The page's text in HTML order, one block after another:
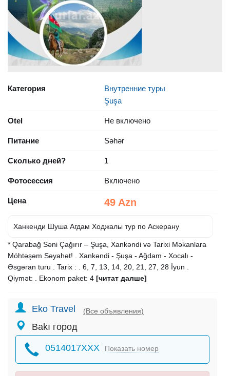
Категория
Внутренние туры
Şuşa
Otel Не включено
Питание Səhər
Сколько дней? 1
Фотосессия Включено
Цена 49 Azn
Ханкенди Шуша Агдам Ходжалы тур по Аскерану
* Qarabağ Səni Çağırır – Şuşa, Xankəndi və Tarixi Məkanlara
Möhtəşəm Səyahət! . Xankəndi - Şuşa - Ağdam - Xocalı -
Əsgəran turu . Tarix : . 6, 7, 13, 14, 20, 21, 27, 28 İyun .
Qiymət: . Ekonom paket: 4 [читат далше]
Eko Travel (Все объявления)
Bakı город
0514017XXX Показать номер